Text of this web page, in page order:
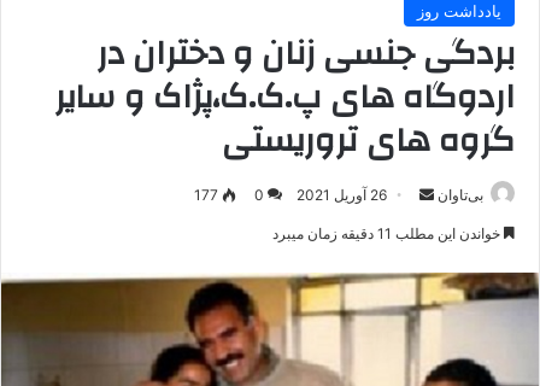
یادداشت روز
بردگی جنسی زنان و دختران در
اردوگاه های پ.ک.ک،پژاک و سایر
گروه های تروریستی
بی‌تاوان
ر
ا
ل
26 آوریل 2021 0
177
خواندن این مطلب 11 دقیقه زمان میبرد